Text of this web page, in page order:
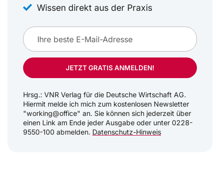
Wissen direkt aus der Praxis
JETZT GRATIS ANMELDEN!
Hrsg.: VNR Verlag für die Deutsche Wirtschaft AG.
Hiermit melde ich mich zum kostenlosen Newsletter
"working@office" an. Sie können sich jederzeit über
einen Link am Ende jeder Ausgabe oder unter 0228-
9550-100 abmelden. Datenschutz-Hinweis